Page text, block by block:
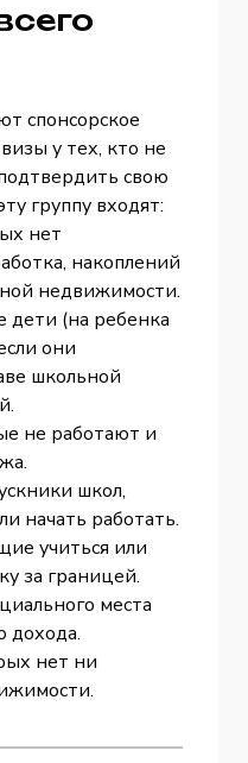
спонсорское
у тех, кто не
свою
группу входят:
нет
накоплений
недвижимости.
дети (на ребенка
они
школьной
не работают и
школ,
начать работать.
учиться или
за границей.
места
дохода.
нет ни